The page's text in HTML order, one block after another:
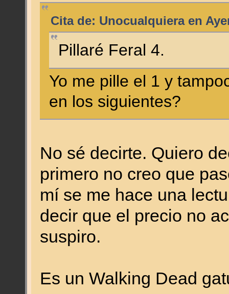
Cita de: Unocualquiera en
Pillaré Feral 4.
Yo me pille el 1 y
en los siguientes?
No sé decirte. Quiero
primero no creo que
mí se me hace una
decir que el precio no
suspiro.
Es un Walking Dead